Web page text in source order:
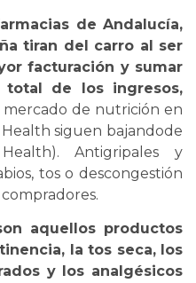
de Andalucía,
tiran del carro al ser
facturación y sumar
de los ingresos,
de nutrición en
siguen bajandode
Antigripales y
tos o descongestión
aquellos productos
la tos seca, los
y los analgésicos